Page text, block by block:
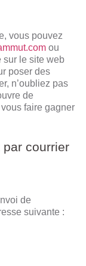
vous pouvez
ou
le site web
poser des
n’oubliez pas
de
faire gagner
courrier
de
suivante :